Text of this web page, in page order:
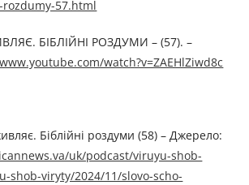
57.html
БІБЛІЙНІ РОЗДУМИ – (57). –
watch?v=ZAEHlZiwd8c
Біблійні роздуми (58) – Джерелo:
uk/podcast/viruyu-shob-
shob-viryty/2024/11/slovo-scho-